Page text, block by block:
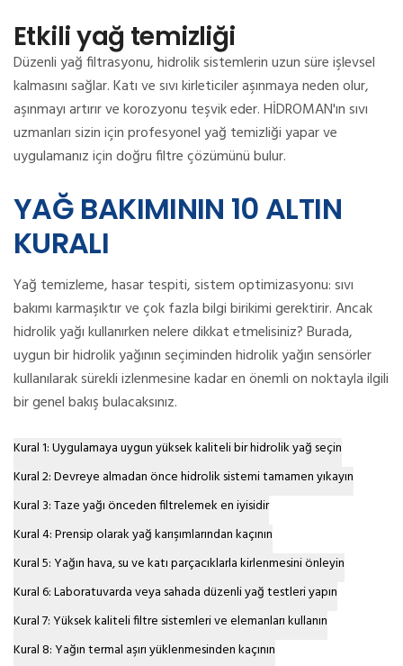
Etkili yağ temizliği
Düzenli yağ filtrasyonu, hidrolik sistemlerin uzun süre işlevsel
kalmasını sağlar.Katı ve sıvı kirleticiler aşınmaya neden olur,
aşınmayı artırır ve korozyonu teşvik eder.HİDROMAN'ın sıvı
uzmanları sizin için profesyonel yağ temizliği yapar ve
uygulamanız için doğru filtre çözümünü bulur.
YAĞ BAKIMININ 10 ALTIN
KURALI
Yağ temizleme, hasar tespiti, sistem optimizasyonu: sıvı
bakımı karmaşıktır ve çok fazla bilgi birikimi gerektirir.Ancak
hidrolik yağı kullanırken nelere dikkat etmelisiniz?Burada,
uygun bir hidrolik yağının seçiminden hidrolik yağın sensörler
kullanılarak sürekli izlenmesine kadar en önemli on noktayla ilgili
bir genel bakış bulacaksınız.
Kural 1: Uygulamaya uygun yüksek kaliteli bir hidrolik yağ seçin
Kural 2: Devreye almadan önce hidrolik sistemi tamamen yıkayın
Kural 3: Taze yağı önceden filtrelemek en iyisidir
Kural 4: Prensip olarak yağ karışımlarından kaçının
Kural 5: Yağın hava, su ve katı parçacıklarla kirlenmesini önleyin
Kural 6: Laboratuvarda veya sahada düzenli yağ testleri yapın
Kural 7: Yüksek kaliteli filtre sistemleri ve elemanları kullanın
Kural 8: Yağın termal aşırı yüklenmesinden kaçının